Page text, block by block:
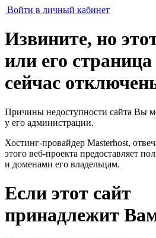
Войти в личный кабинет
Извините, но
или его страница
сейчас
Причины недоступности сайта Вы
у его администрации.
Хостинг-провайдер Masterhost,
этого веб-проекта предоставляет
и доменами его владельцам.
Если этот сайт
принадлежит